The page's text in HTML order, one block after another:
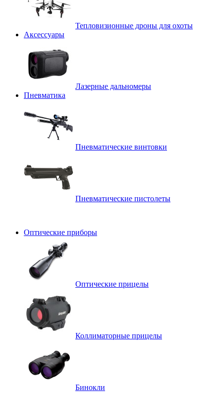
Тепловизионные дроны для охоты
Аксессуары
Лазерные дальномеры
Пневматика
Пневматические винтовки
Пневматические пистолеты
Оптические приборы
Оптические прицелы
Коллиматорные прицелы
Бинокли